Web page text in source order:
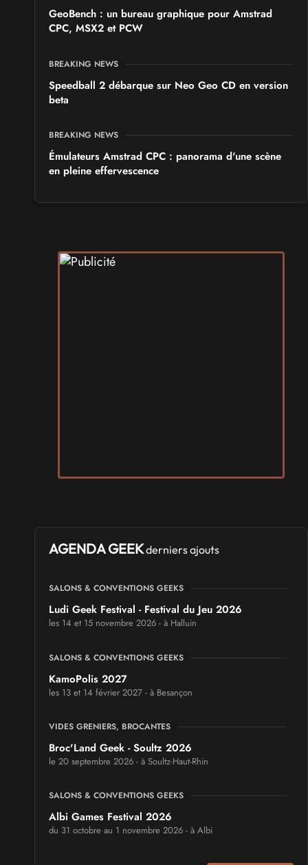
GeoBench : un bureau graphique pour Amstrad
CPC, MSX2 et PCW
BREAKING NEWS
Speedball 2 débarque sur Neo Geo CD en version
beta
BREAKING NEWS
Émulateurs Amstrad CPC : panorama d'une scène
en pleine effervescence
AGENDA GEEKderniers ajouts
SALONS & CONVENTIONS GEEKS
Ludi Geek Festival - Festival du Jeu 2026
les 14 et 15 novembre 2026 - à Halluin
SALONS & CONVENTIONS GEEKS
KamoPolis 2027
les 13 et 14 février 2027 - à Besançon
VIDES GRENIERS, BROCANTES
Broc'Land Geek - Soultz 2026
le 20 septembre 2026 - à Soultz-Haut-Rhin
SALONS & CONVENTIONS GEEKS
Albi Games Festival 2026
du 31 octobre au 1 novembre 2026 - à Albi